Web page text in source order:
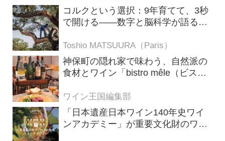
コルクという選択：9年育てて、3秒
で開ける——数字と脳科学が語る栓
Toshio MATSUURA（Paris）
神保町の隠れ家で味わう、自然派の
食材とワイン「bistro mêle（ビスト
ワイン王国編集部
「日本遺産日本ワイン140年史ワイ
ンアカデミー」が重要文化財のワイ